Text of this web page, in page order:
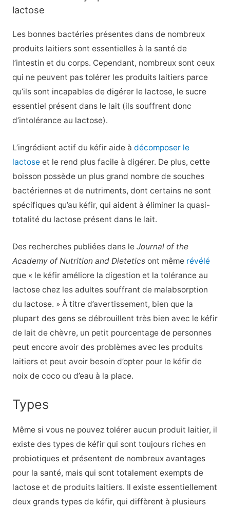
lactose
Les bonnes bactéries présentes dans de nombreux
produits laitiers sont essentielles à la santé de
l’intestin et du corps. Cependant, nombreux sont ceux
qui ne peuvent pas tolérer les produits laitiers parce
qu’ils sont incapables de digérer le lactose, le sucre
essentiel présent dans le lait (ils souffrent donc
d’intolérance au lactose).
L’ingrédient actif du kéfir aide à décomposer le
lactoseet le rend plus facile à digérer. De plus, cette
boisson possède un plus grand nombre de souches
bactériennes et de nutriments, dont certains ne sont
spécifiques qu’au kéfir, qui aident à éliminer la quasi-
totalité du lactose présent dans le lait.
Des recherches publiées dans le Journal of the
Academy of Nutrition and Dieteticsont même révélé
que « le kéfir améliore la digestion et la tolérance au
lactose chez les adultes souffrant de malabsorption
du lactose. » À titre d’avertissement, bien que la
plupart des gens se débrouillent très bien avec le kéfir
de lait de chèvre, un petit pourcentage de personnes
peut encore avoir des problèmes avec les produits
laitiers et peut avoir besoin d’opter pour le kéfir de
noix de coco ou d’eau à la place.
Types
Même si vous ne pouvez tolérer aucun produit laitier, il
existe des types de kéfir qui sont toujours riches en
probiotiques et présentent de nombreux avantages
pour la santé, mais qui sont totalement exempts de
lactose et de produits laitiers. Il existe essentiellement
deux grands types de kéfir, qui diffèrent à plusieurs